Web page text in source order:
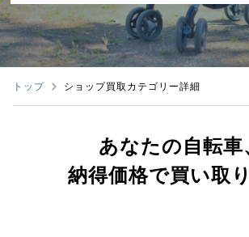
トップ ショップ買取カテゴリー詳細
あなたの自転車
納得価格で買い取